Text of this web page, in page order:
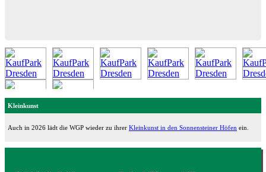
Kleinkunst
Auch in 2026 lädt die WGP wieder zu ihrer Kleinkunst in den Sonnensteiner Höfen ein.